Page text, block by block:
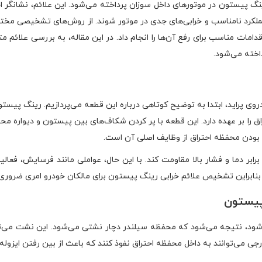
پیستون در موتورهای داخل سوزان پرداخته می‌شود. این علائم،
نامناسب و خرابی‌های جدی در موتور شوند. از روش‌های تشخیصی
مناسب برای رفع آن‌ها را انجام داد. در این مقاله، به بررسی علائم
می‌شود.
پراید، ابتدا به توضیح کوتاهی درباره این قطعه می‌پردازیم.
را بر عهده دارد. این قطعه با پر کردن شکاف‌های بین پیستون و
بودن محفظه احتراق از وظایف اصلی آن است.
دما و فشار بالا مقاومت کند. با این حال، عواملی مانند فرسایش،
تشخیص علائم خرابی رینگ پیستون برای مالکان خودرو امری
نتیجه می‌شود که محفظه سیلندر دچار نشتی می‌شود. این نشت
می‌توانند به داخل محفظه احتراق نفوذ کنند که باعث از بین رفتن